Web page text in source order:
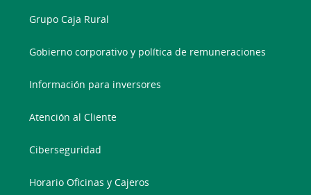
Grupo Caja Rural
Gobierno corporativo y política de remuneraciones
Información para inversores
Atención al Cliente
Ciberseguridad
Horario Oficinas y Cajeros